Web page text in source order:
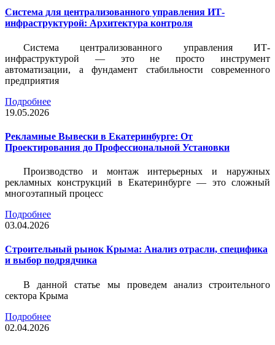
Система для централизованного управления ИТ-
инфраструктурой: Архитектура контроля
Система централизованного управления ИТ-
инфраструктурой — это не просто инструмент
автоматизации, а фундамент стабильности современного
предприятия
Подробнее
19.05.2026
Рекламные Вывески в Екатеринбурге: От
Проектирования до Профессиональной Установки
Производство и монтаж интерьерных и наружных
рекламных конструкций в Екатеринбурге — это сложный
многоэтапный процесс
Подробнее
03.04.2026
Строительный рынок Крыма: Анализ отрасли, специфика
и выбор подрядчика
В данной статье мы проведем анализ строительного
сектора Крыма
Подробнее
02.04.2026